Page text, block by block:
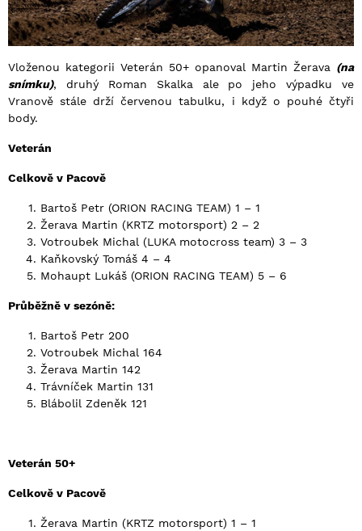
Vloženou kategorii Veterán 50+ opanoval Martin Žerava (na
snímku), druhý Roman Skalka ale po jeho výpadku ve
Vranově stále drží červenou tabulku, i když o pouhé čtyři
body.
Veterán
Celkově v Pacově
Bartoš Petr (ORION RACING TEAM) 1 – 1
Žerava Martin (KRTZ motorsport) 2 – 2
Votroubek Michal (LUKA motocross team) 3 – 3
Kaňkovský Tomáš 4 – 4
Mohaupt Lukáš (ORION RACING TEAM) 5 – 6
Průběžně v sezóně:
Bartoš Petr 200
Votroubek Michal 164
Žerava Martin 142
Trávníček Martin 131
Blábolil Zdeněk 121
Veterán 50+
Celkově v Pacově
Žerava Martin (KRTZ motorsport) 1 – 1